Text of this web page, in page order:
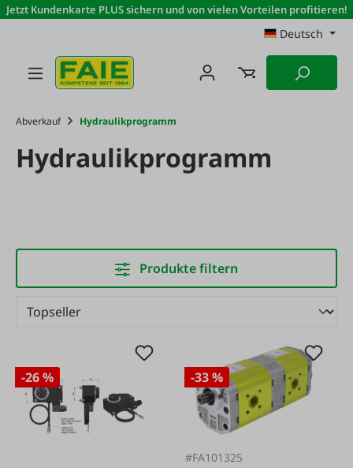
Zum Hauptinhalt springen
Jetzt Kundenkarte PLUS sichern und von vielen Vorteilen profitieren!
Deutsch
Abverkauf Hydraulikprogramm
Hydraulikprogramm
Produkte filtern
-26 % -33 %
#FA101325